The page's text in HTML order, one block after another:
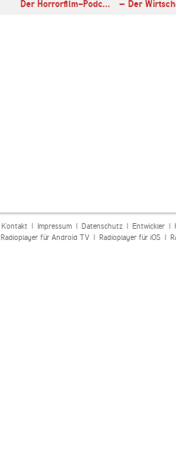
Der Horrorfilm-Podc…
– Der
Kontakt| Impressum| Datenschutz| Entwickler|
Radioplayer für Android TV| Radioplayer für iOS|